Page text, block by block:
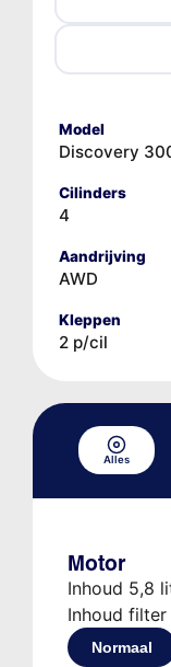
Model
Discovery
Cilinders
4
Aandrijving
AWD
Kleppen
2 p/cil
Alles
Motor
Inhoud 5,8
Inhoud
Normaal